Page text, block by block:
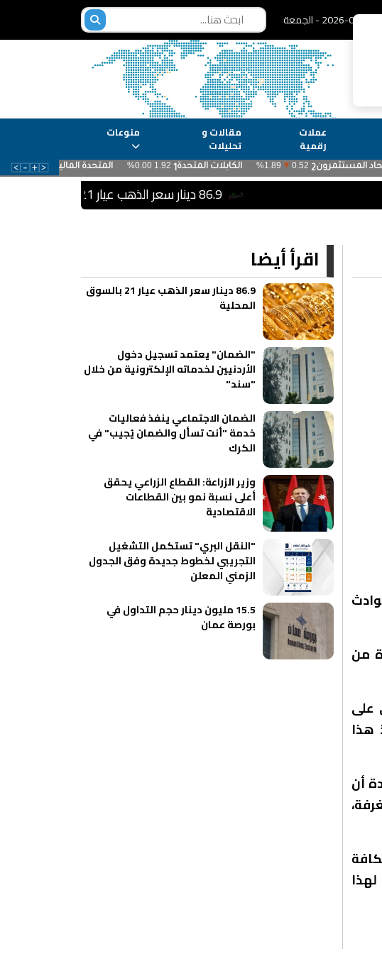
2026-08-07 - الجمعة
عملات
رقمية
مقالات و
تحليلات
منوعات
86.9 دينار سعر الذهب عيار 21 بالسوق المحلية
من
على
هذا
أن
اقرأ أيضا
86.9 دينار سعر الذهب عيار 21 بالسوق
المحلية
"الضمان" يعتمد تسجيل دخول
الأردنيين لخدماته الإلكترونية من خلال
"سند"
الضمان الاجتماعي ينفذ فعاليات
خدمة "أنت تسأل والضمان يُجيب" في
الكرك
وزير الزراعة: القطاع الزراعي يحقق
أعلى نسبة نمو بين القطاعات
الاقتصادية
"النقل البري" تستكمل التشغيل
التجريبي لخطوط جديدة وفق الجدول
الزمني المعلن
15.5 مليون دينار حجم التداول في
بورصة عمان